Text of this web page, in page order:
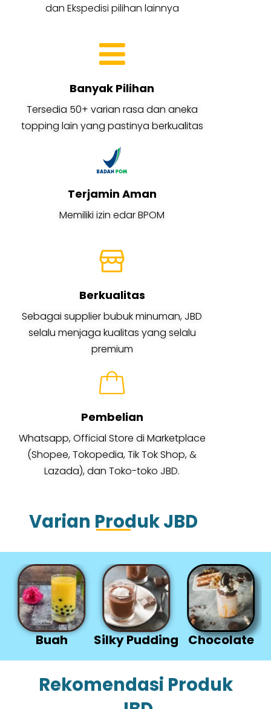
dan Ekspedisi pilihan lainnya
Banyak Pilihan
Tersedia 50+ varian rasa dan aneka
topping lain yang pastinya berkualitas
Terjamin Aman
Memiliki izin edar BPOM
Berkualitas
Sebagai supplier bubuk minuman, JBD
selalu menjaga kualitas yang selalu
premium
Pembelian
Whatsapp, Official Store di Marketplace
(Shopee, Tokopedia, Tik Tok Shop, &
Lazada), dan Toko-toko JBD.
Varian Produk JBD
Silky Pudding Chocolate
Rekomendasi Produk